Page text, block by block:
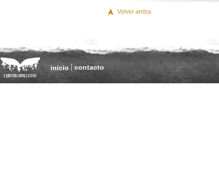
Volver arriba
inicio contacto